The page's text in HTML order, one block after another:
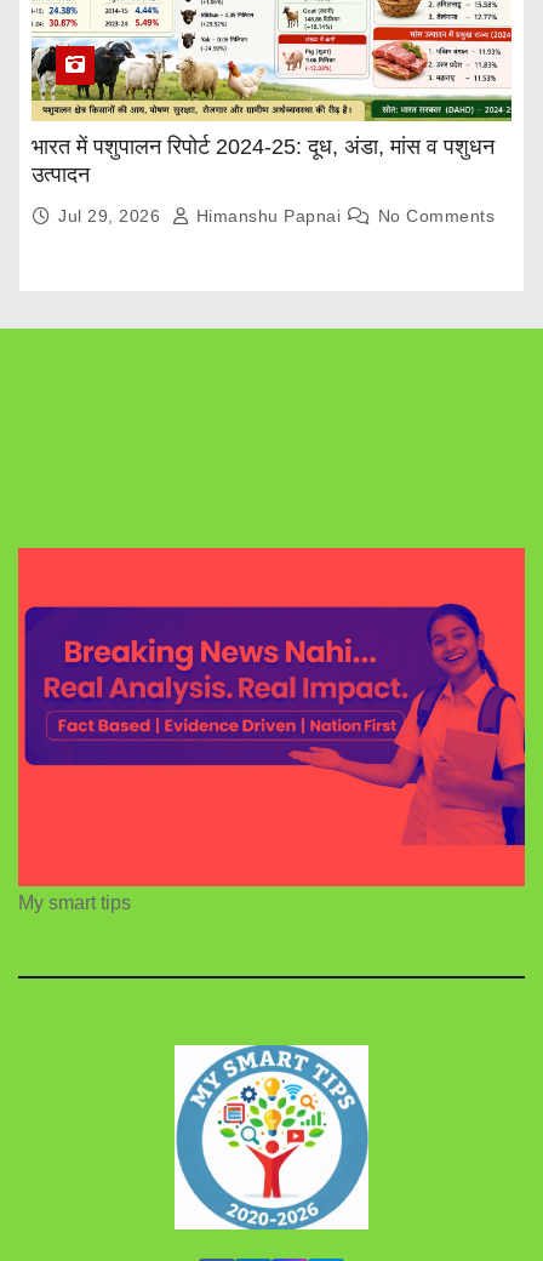
भारत में पशुपालन रिपोर्ट 2024-25: दूध, अंडा, मांस व पशुधन
उत्पादन
Jul 29, 2026 Himanshu Papnai No Comments
My smart tips